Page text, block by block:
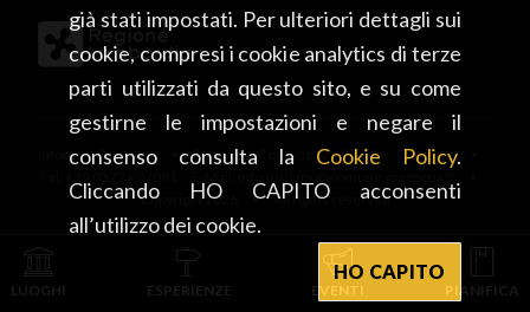
già stati impostati. Per ulteriori dettagli sui
cookie, compresi i cookie analytics di terze
parti utilizzati da questo sito, e su come
gestirne le impostazioni e negare il
consenso consulta la Cookie Policy.
Cliccando HO CAPITO acconsenti
all’utilizzo dei cookie.
HO CAPITO
Infopoint Cremona • Piazza del Comune, 5 – 26100 Cremona •
Copyright 2026 • All rights reserved
LUOGHI ESPERIENZE EVENTI PIANIFICA